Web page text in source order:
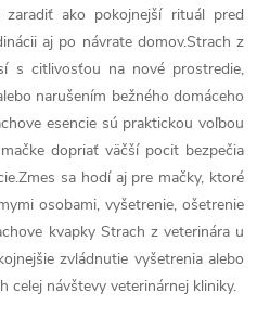
zaradiť ako pokojnejší rituál pred
aj po návrate domov.Strach z
s citlivosťou na nové prostredie,
narušením bežného domáceho
esencie sú praktickou voľbou
dopriať väčší pocit bezpečia
sa hodí aj pre mačky, ktoré
osobami, vyšetrenie, ošetrenie
kvapky Strach z veterinára u
zvládnutie vyšetrenia alebo
celej návštevy veterinárnej kliniky.